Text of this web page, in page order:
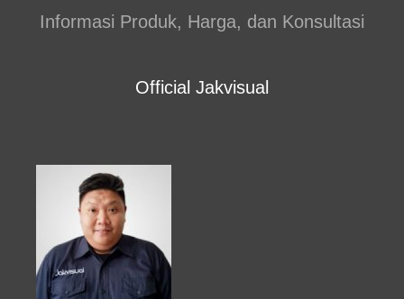
Informasi Produk, Harga, dan Konsultasi
Official Jakvisual